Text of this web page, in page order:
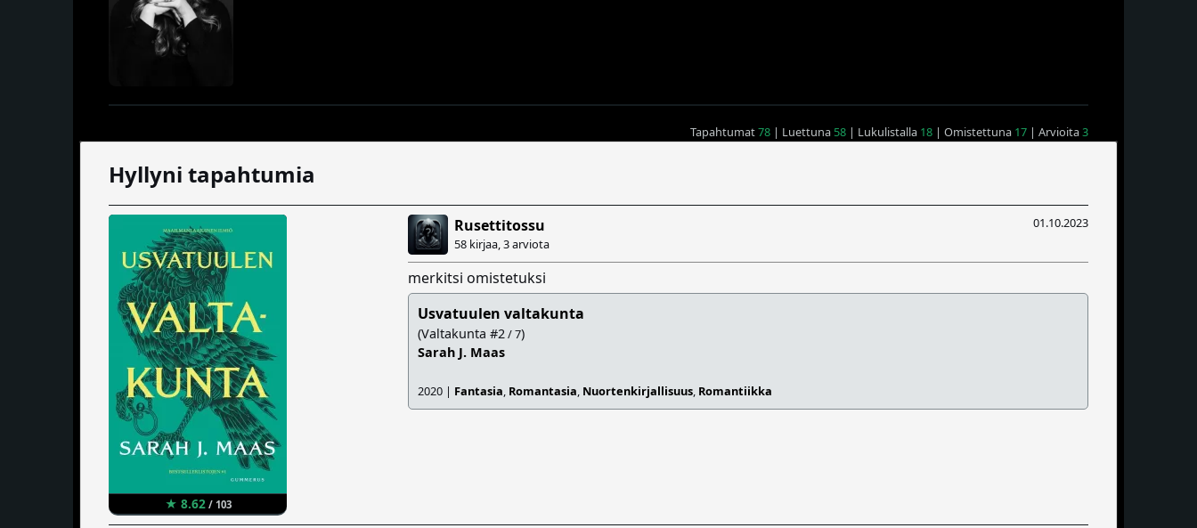
Tapahtumat78 | Luettuna 58 | Lukulistalla 18 | Omistettuna 17 | Arvioita3
Hyllyni tapahtumia
★ 8.62/ 103
01.10.2023
Rusettitossu
58 kirjaa, 3 arviota
merkitsi omistetuksi
Usvatuulen valtakunta
(Valtakunta #2/ 7)
Sarah J. Maas
2020 | Fantasia, Romantasia, Nuortenkirjallisuus, Romantiikka